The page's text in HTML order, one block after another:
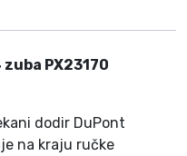
PX23170
dodir DuPont
na kraju ručke